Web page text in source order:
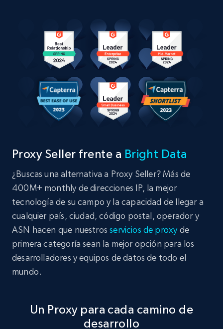
Proxy Seller frente a Bright Data
¿Buscas una alternativa a Proxy Seller? Más de
400M+ monthly de direcciones IP, la mejor
tecnología de su campo y la capacidad de llegar a
cualquier país, ciudad, código postal, operador y
ASN hacen que nuestrosservicios de proxy de
primera categoría sean la mejor opción para los
desarrolladores y equipos de datos de todo el
mundo.
Un Proxy para cada camino de
desarrollo